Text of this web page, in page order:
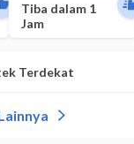
Tiba dalam 1
Jam